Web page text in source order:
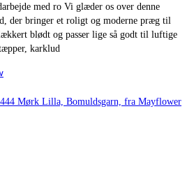
med ro Vi glæder os over denne
der bringer et roligt og moderne præg til
blødt og passer lige så godt til luftige
karklud